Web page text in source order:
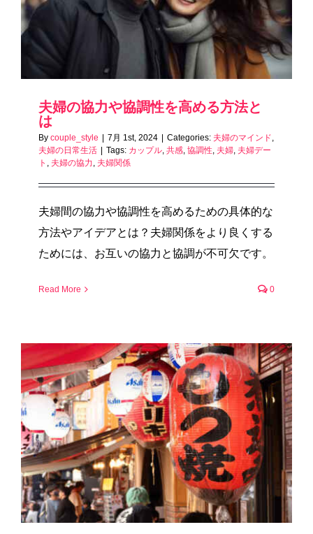
夫婦の協力や協調性を高める方法と
は
By couple_style | 7月 1st, 2024 | Categories: 夫婦のマインド,
夫婦の日常生活 | Tags: カップル, 共感, 協調性, 夫婦, 夫婦デー
ト , 夫婦の協力, 夫婦関係
夫婦間の協力や協調性を高めるための具体的な
方法やアイデアとは？夫婦関係をより良くする
ためには、お互いの協力と協調が不可欠です。
Read More 0